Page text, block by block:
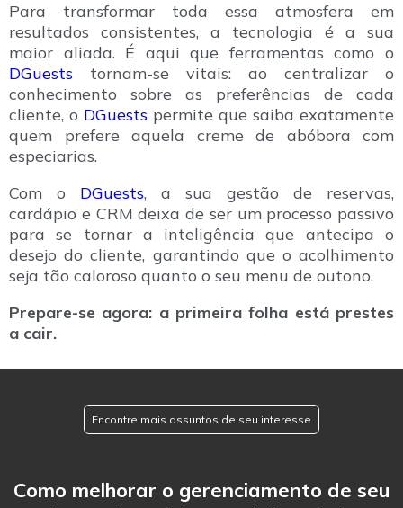
Para transformar toda essa atmosfera em
resultados consistentes, a tecnologia é a sua
maior aliada. É aqui que ferramentas como o
DGuests tornam-se vitais: ao centralizar o
conhecimento sobre as preferências de cada
cliente, o DGuests permite que saiba exatamente
quem prefere aquela creme de abóbora com
especiarias.
Com o DGuests, a sua gestão de reservas,
cardápio e CRM deixa de ser um processo passivo
para se tornar a inteligência que antecipa o
desejo do cliente, garantindo que o acolhimento
seja tão caloroso quanto o seu menu de outono.
Prepare-se agora: a primeira folha está prestes
a cair.
Encontre mais assuntos de seu interesse
Como melhorar o gerenciamento de seu